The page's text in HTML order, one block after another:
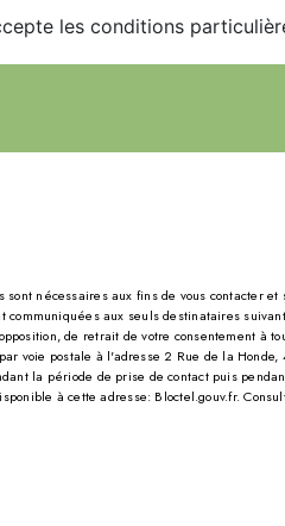
les conditions
nécessaires aux fins de vous contacter
communiquées aux seuls destinataires
de retrait de votre consentement
voie postale à l'adresse 2 Rue de la
la période de prise de contact puis
à cette adresse:
Bloctel.gouv.fr.